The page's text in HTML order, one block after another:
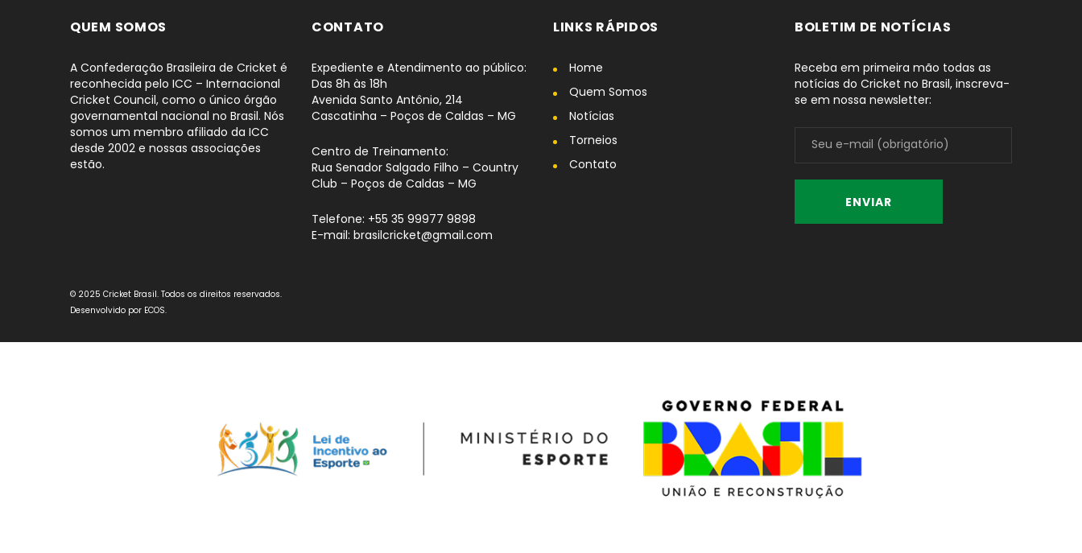
QUEM SOMOS
A Confederação Brasileira de Cricket é
reconhecida pelo ICC – Internacional
Cricket Council, como o único órgão
governamental nacional no Brasil. Nós
somos um membro afiliado da ICC
desde 2002 e nossas associações
estão.
CONTATO
Expediente e Atendimento ao público:
Das 8h às 18h
Avenida Santo Antônio, 214
Cascatinha – Poços de Caldas – MG
Centro de Treinamento:
Rua Senador Salgado Filho – Country
Club – Poços de Caldas – MG
Telefone: +55 35 99977 9898
E-mail: brasilcricket@gmail.com
LINKS RÁPIDOS
Home
Quem Somos
Notícias
Torneios
Contato
BOLETIM DE NOTÍCIAS
Receba em primeira mão todas as
notícias do Cricket no Brasil, inscreva-
se em nossa newsletter:
© 2025 Cricket Brasil. Todos os direitos reservados.
Desenvolvido por ECOS.